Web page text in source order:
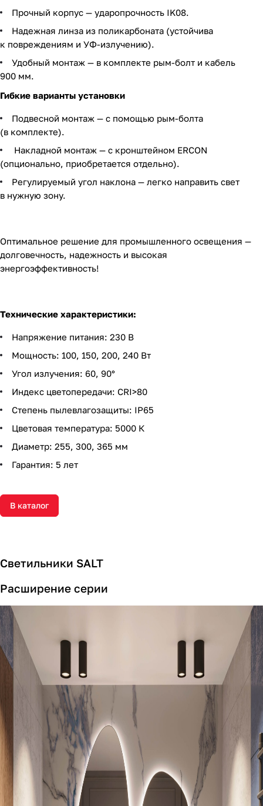
Прочный корпус — ударопрочность IK08.
Надежная линза из поликарбоната (устойчива
к повреждениям и УФ-излучению).
Удобный монтаж — в комплекте рым-болт и кабель
900 мм.
Гибкие варианты установки
Подвесной монтаж — с помощью рым-болта
(в комплекте).
Накладной монтаж — с кронштейном ERCON
(опционально, приобретается отдельно).
Регулируемый угол наклона — легко направить свет
в нужную зону.
Оптимальное решение для промышленного освещения —
долговечность, надежность и высокая
энергоэффективность!
Технические характеристики:
Напряжение питания: 230 В
Мощность: 100, 150, 200, 240 Вт
Угол излучения: 60, 90°
Индекс цветопередачи: CRI>80
Степень пылевлагозащиты: IP65
Цветовая температура: 5000 К
Диаметр: 255, 300, 365 мм
Гарантия: 5 лет
В каталог
Светильники SALT
Расширение серии